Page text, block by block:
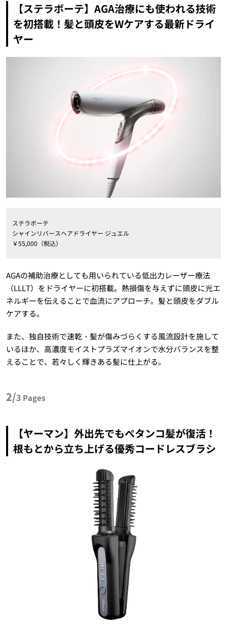
【ステラボーテ】AGA治療にも使われる技術
を初搭載！髪と頭皮をWケアする最新ドライ
ヤー
ステラボーテ
シャインリバースヘアドライヤー ジュエル
￥55,000（税込）
AGAの補助治療としても用いられている低出力レーザー療法
（LLLT）をドライヤーに初搭載。熱損傷を与えずに頭皮に光エ
ネルギーを伝えることで血流にアプローチ。髪と頭皮をダブル
ケアする。
また、独自技術で速乾・髪が傷みづらくする風流設計を施して
いるほか、高濃度モイストプラズマイオンで水分バランスを整
えることで、若々しく輝きある髪に仕上がる。
2/3 Pages
【ヤーマン】外出先でもペタンコ髪が復活！
根もとから立ち上げる優秀コードレスブラシ